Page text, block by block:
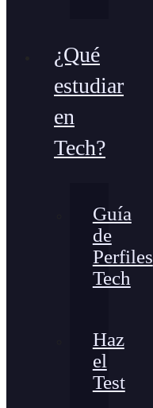
¿Qué
estudiar
en
Tech?
Guía
de
Perfiles
Tech
Haz
el
Test